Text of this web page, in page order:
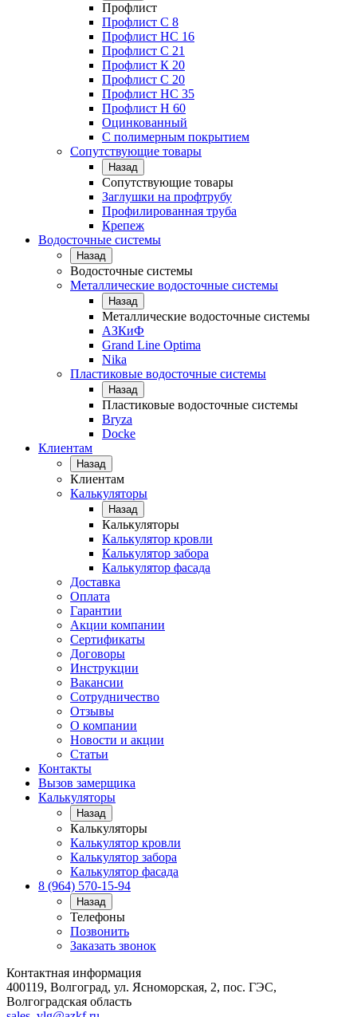
Профлист
Профлист С 8
Профлист НС 16
Профлист C 21
Профлист К 20
Профлист С 20
Профлист НС 35
Профлист Н 60
Оцинкованный
С полимерным покрытием
Сопутствующие товары
Назад
Сопутствующие товары
Заглушки на профтрубу
Профилированная труба
Крепеж
Водосточные системы
Назад
Водосточные системы
Металлические водосточные системы
Назад
Металлические водосточные системы
АЗКиФ
Grand Line Optima
Nika
Пластиковые водосточные системы
Назад
Пластиковые водосточные системы
Bryza
Docke
Клиентам
Назад
Клиентам
Калькуляторы
Назад
Калькуляторы
Калькулятор кровли
Калькулятор забора
Калькулятор фасада
Доставка
Оплата
Гарантии
Акции компании
Сертификаты
Договоры
Инструкции
Вакансии
Сотрудничество
Отзывы
О компании
Новости и акции
Статьи
Контакты
Вызов замерщика
Калькуляторы
Назад
Калькуляторы
Калькулятор кровли
Калькулятор забора
Калькулятор фасада
8 (964) 570-15-94
Назад
Телефоны
Позвонить
Заказать звонок
Контактная информация
400119, Волгоград, ул. Ясноморская, 2, пос. ГЭС,
Волгоградская область